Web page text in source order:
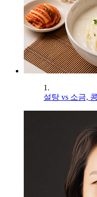
1.
설탕 vs 소금,